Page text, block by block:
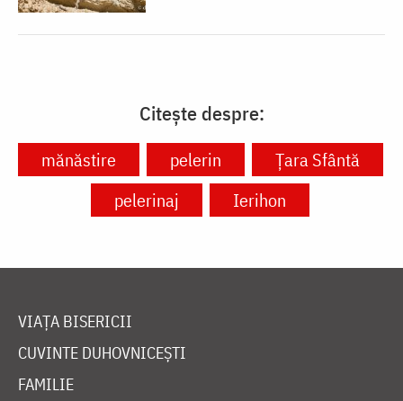
Citește despre:
mănăstire pelerin
Ţara Sfântă
pelerinaj
Ierihon
VIAȚA BISERICII
CUVINTE DUHOVNICEȘTI
FAMILIE